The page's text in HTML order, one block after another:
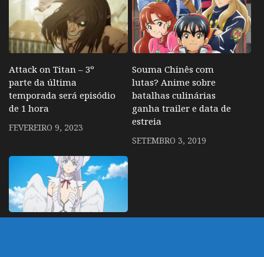
Attack on Titan – 3º
parte da última
temporada será episódio
de 1 hora
FEVEREIRO 9, 2023
Souma Chinês com
lutas? Anime sobre
batalhas culinárias
ganha trailer e data de
estreia
SETEMBRO 3, 2019